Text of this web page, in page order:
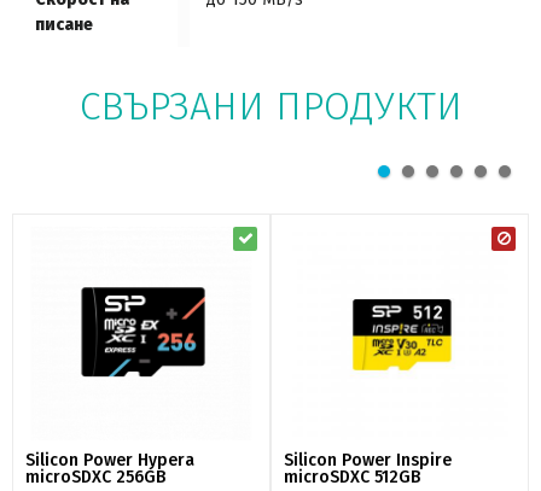
писане
СВЪРЗАНИ ПРОДУКТИ
Silicon Power Hypera
microSDXC 256GB
Silicon Power Inspire
microSDXC 512GB